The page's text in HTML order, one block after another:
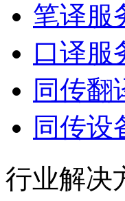
笔译服
口译服
同传翻
同传设
行业解决